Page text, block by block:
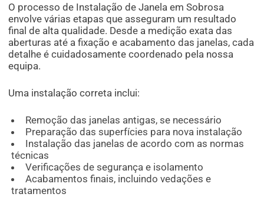
O processo de Instalação de Janela em Sobrosa
envolve várias etapas que asseguram um resultado
final de alta qualidade. Desde a medição exata das
aberturas até a fixação e acabamento das janelas, cada
detalhe é cuidadosamente coordenado pela nossa
equipa.
Uma instalação correta inclui:
Remoção das janelas antigas, se necessário
Preparação das superfícies para nova instalação
Instalação das janelas de acordo com as normas
técnicas
Verificações de segurança e isolamento
Acabamentos finais, incluindo vedações e
tratamentos